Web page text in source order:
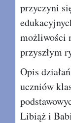
przyczyni
możliwości
przyszłym
Opis
uczniów
Libiąż i